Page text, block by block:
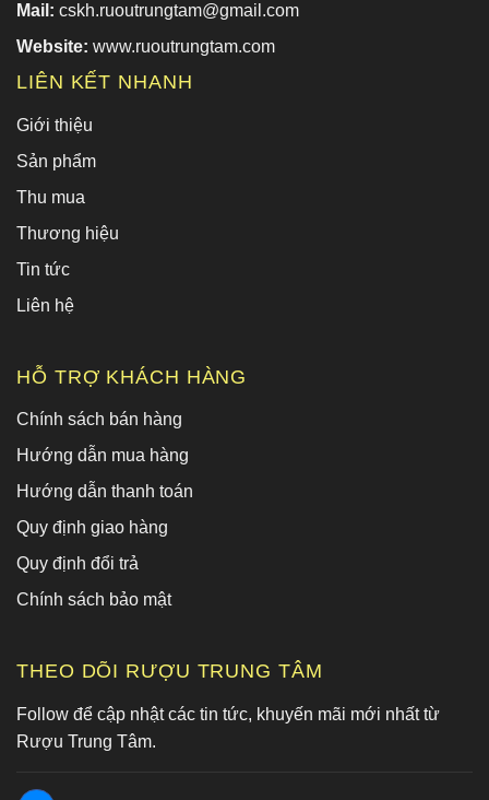
Mail: cskh.ruoutrungtam@gmail.com
Website: www.ruoutrungtam.com
LIÊN KẾT NHANH
Giới thiệu
Sản phẩm
Thu mua
Thương hiệu
Tin tức
Liên hệ
HỖ TRỢ KHÁCH HÀNG
Chính sách bán hàng
Hướng dẫn mua hàng
Hướng dẫn thanh toán
Quy định giao hàng
Quy định đổi trả
Chính sách bảo mật
THEO DÕI RƯỢU TRUNG TÂM
Follow để cập nhật các tin tức, khuyến mãi mới nhất từ
Rượu Trung Tâm.